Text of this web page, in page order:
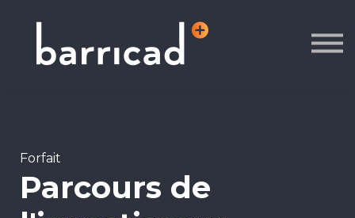
À propos
Contact
Forfait
Parcours de